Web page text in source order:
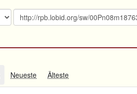
Neueste Älteste